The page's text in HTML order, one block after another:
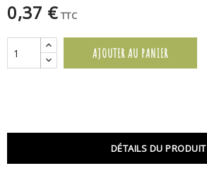
0,37 € TTC
AJOUTER AU PANIER
DÉTAILS DU PRODUIT